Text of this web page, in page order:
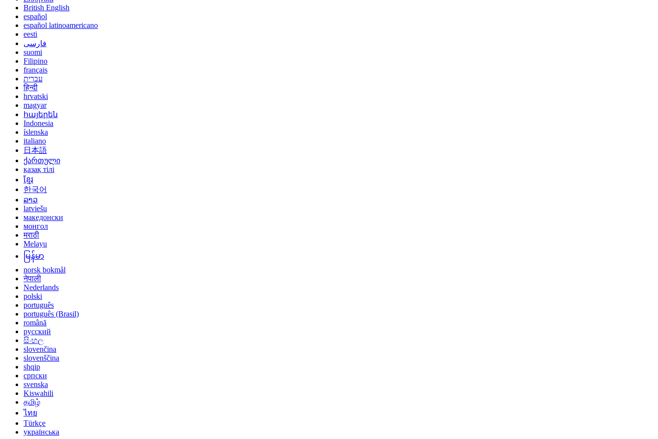
British English
español
español latinoamericano
eesti
فارسی
suomi
Filipino
français
עברית
हिन्दी
hrvatski
magyar
հայերեն
Indonesia
íslenska
italiano
日本語
ქართული
қазақ тілі
ខ្មែរ
한국어
ລາວ
latviešu
македонски
монгол
मराठी
Melayu
မြန်မာ
norsk bokmål
नेपाली
Nederlands
polski
português
português (Brasil)
română
русский
සිංහල
slovenčina
slovenščina
shqip
српски
svenska
Kiswahili
தமிழ்
ไทย
Türkçe
українська